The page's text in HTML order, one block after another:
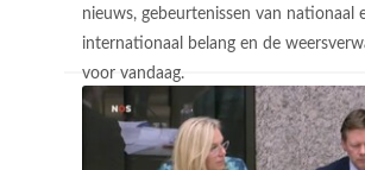
nieuws, gebeurtenissen van nationaal
internationaal belang en de
voor vandaag.